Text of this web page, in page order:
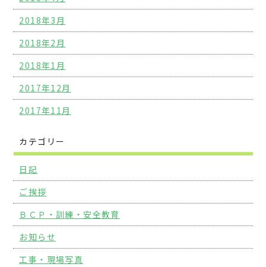
2018年3月
2018年2月
2018年1月
2017年12月
2017年11月
カテゴリー
日記
ご挨拶
ＢＣＰ・訓練・安全教育
お知らせ
工事・現場写真